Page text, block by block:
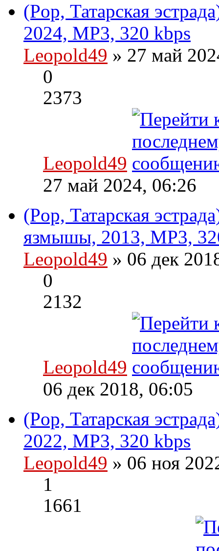
(Pop, Татарская
2024, MP3, 320 kbps
Leopold49 » 27 май
0
2373
Leopold49
27 май 2024, 06:26
(Pop, Татарская
язмышы, 2013, MP3,
Leopold49 » 06 дек
0
2132
Leopold49
06 дек 2018, 06:05
(Pop, Татарская
2022, MP3, 320 kbps
Leopold49 » 06 ноя
1
1661